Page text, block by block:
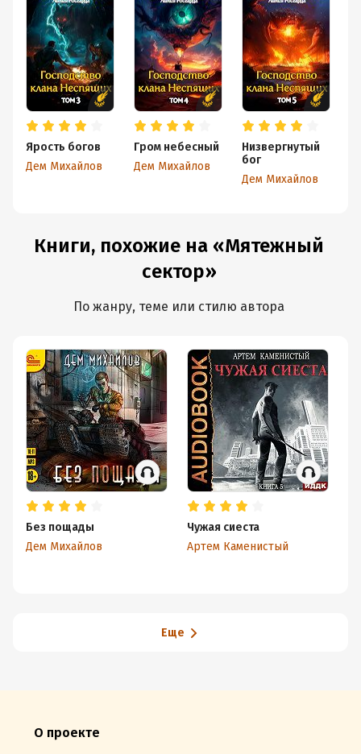
Ярость богов
Дем Михайлов
Гром небесный
Дем Михайлов
Низвергнутый
бог
Дем Михайлов
Книги, похожие на «Мятежный
сектор»
По жанру, теме или стилю автора
Без пощады
Дем Михайлов
Чужая сиеста
Артем Каменистый
Еще
О проекте